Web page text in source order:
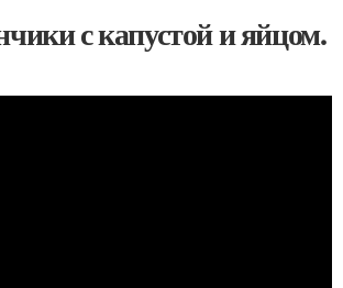
с капустой и яйцом.